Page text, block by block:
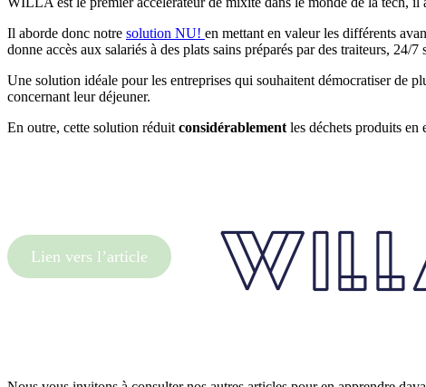
Il aborde donc notre solution NU! en mettant en valeur les différents
donne accès aux salariés à des plats sains préparés par des traiteurs, 24/
Une solution idéale pour les entreprises qui souhaitent démocratiser de
concernant leur déjeuner.
En outre, cette solution réduit considérablement les déchets produits en
Lien vers l’article